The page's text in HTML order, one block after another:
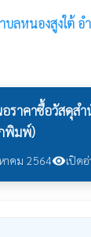
บลหนองสูงใต้ อ
ราคาซื้อวัสดุส
พิมพ์)
าคม 2564visibilityเปิด